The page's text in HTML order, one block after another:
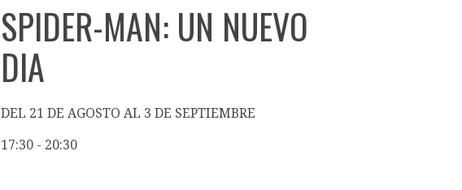
SPIDER-MAN: UN NUEVO
DIA
DEL 21 DE AGOSTO AL 3 DE SEPTIEMBRE
17:30 - 20:30